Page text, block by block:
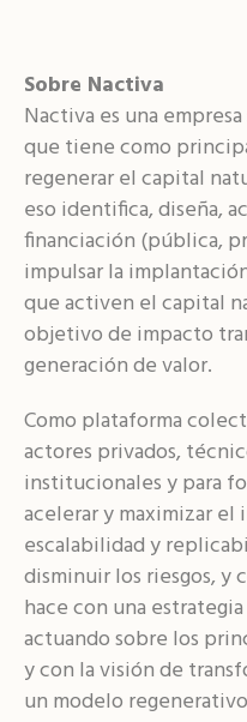
Sobre Nactiva
Nactiva es una
que tiene como
regenerar el capital
eso identifica, diseña,
financiación (pública,
impulsar la
que activen el capital
objetivo de impacto
generación de valor.
Como plataforma
actores privados,
institucionales y para
acelerar y maximizar
escalabilidad y
disminuir los riesgos, y
hace con una
actuando sobre los
y con la visión de
un modelo